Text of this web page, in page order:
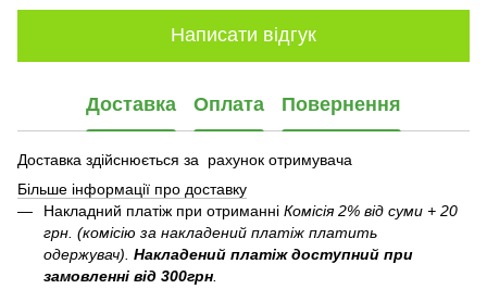
Написати відгук
Доставка Оплата Повернення
Доставка здійснюється за рахунок отримувача
Більше інформації про доставку
Накладний платіж при отриманні Комісія 2% від суми + 20
грн. (комісію за накладений платіж платить
одержувач). Накладений платіж доступний при
замовленні від 300грн